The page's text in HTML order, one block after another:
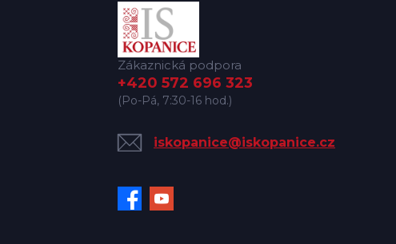
Zákaznická podpora
+420 572 696 323
(Po-Pá, 7:30-16 hod.)
iskopanice@iskopanice.cz